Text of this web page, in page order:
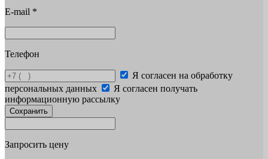
E-mail *
Телефон
Я согласен на обработку
персональных данных
Я согласен получать
информационную рассылку
Сохранить
Запросить цену